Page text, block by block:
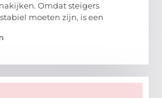
Omdat steigers
moeten zijn, is een